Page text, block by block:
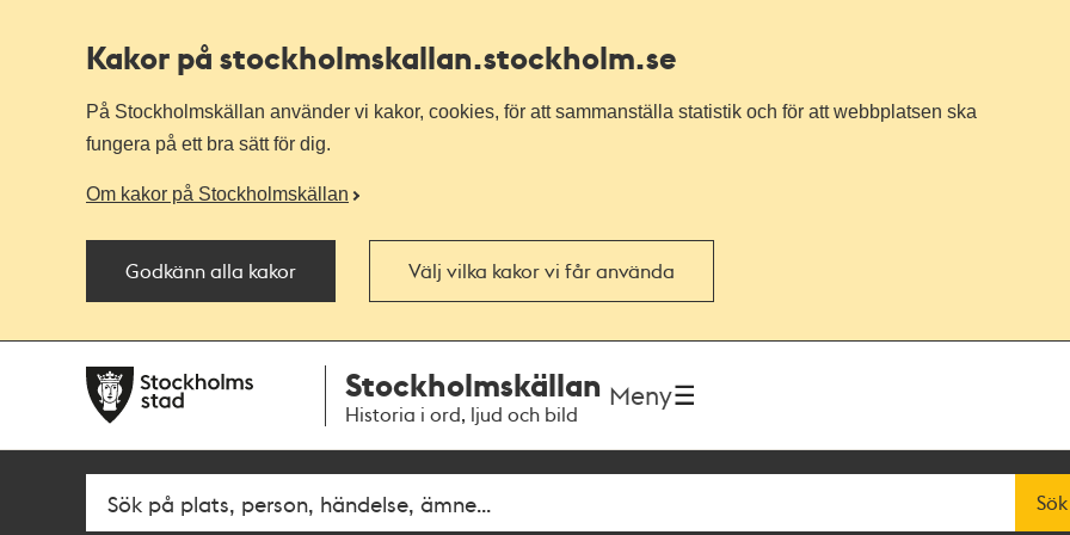
Kakor på stockholmskallan.stockholm.se
På Stockholmskällan använder vi kakor, cookies, för att sammanställa statistik och för att webbplatsen ska
fungera på ett bra sätt för dig.
Om kakor på Stockholmskällan
Godkänn alla kakor Välj vilka kakor vi får använda
navigationen
huvudinnehållet
Stockholmskällan
Historia i ord, ljud och bild
Meny
Fritextsök Sök